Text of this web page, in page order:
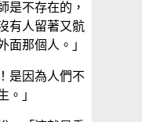
是不存在的，
有人留著又骯
面那個人。」
是因為人們不
。」